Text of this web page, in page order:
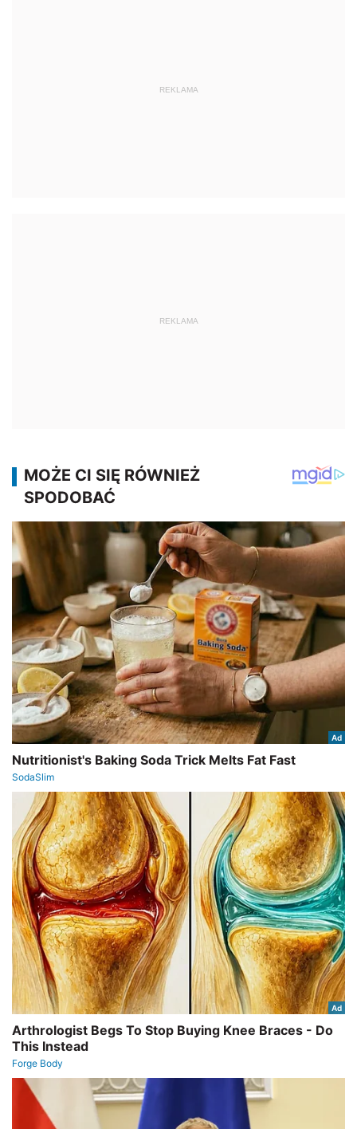
REKLAMA
REKLAMA